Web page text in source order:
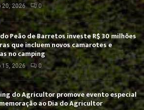
20, 2026 0
Peão de Barretos investe R$ 30 milhões
que incluem novos camarotes e
no camping
15, 2026 0
do Agricultor promove evento especial
ao Dia do Agricultor